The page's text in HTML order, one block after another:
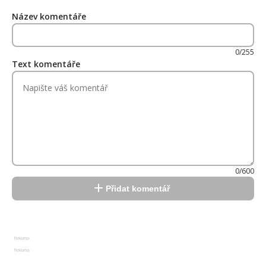
Název komentáře
0/255
Text komentáře
0/600
Přidat komentář
Reklama
Reklama